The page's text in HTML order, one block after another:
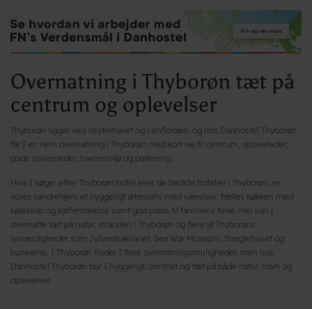
Overnatning i Thyborøn tæt på
centrum og oplevelser
Thyborøn ligger ved Vesterhavet og Limfjorden, og hos Danhostel Thyborøn
får I en nem overnatning i Thyborøn med kort vej til centrum, spisesteder,
gode spisesteder, havnemiljø og parkering.
Hvis I søger efter Thyborøn hotel eller de bedste hoteller i Thyborøn, er
vores vandrehjem et hyggeligt alternativ med værelser, fælles køkken med
køleskab og kaffemaskine samt god plads til familiens ferie. Her kan I
overnatte tæt på natur, stranden i Thyborøn og flere af Thyborøns
seværdigheder som Jyllandsakvariet, Sea War Museum, Sneglehuset og
bunkerne. I Thyborøn finder I flere overnatningsmuligheder, men hos
Danhostel Thyborøn bor I hyggeligt, centralt og tæt på både natur, havn og
oplevelser.